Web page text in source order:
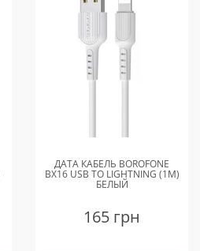
ДАТА КАБЕЛЬ BOROFONE
BX16 USB TO LIGHTNING (1M)
БЕЛЫЙ
165 грн